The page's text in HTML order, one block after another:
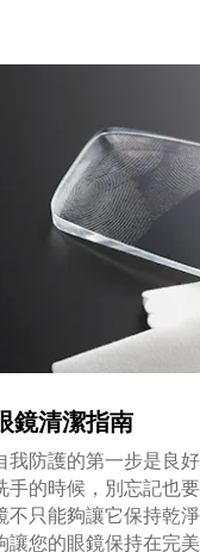
鏡清潔指南
我防護的第一步是良
手的時候，別忘記也
不只能夠讓它保持乾
讓您的眼鏡保持在完